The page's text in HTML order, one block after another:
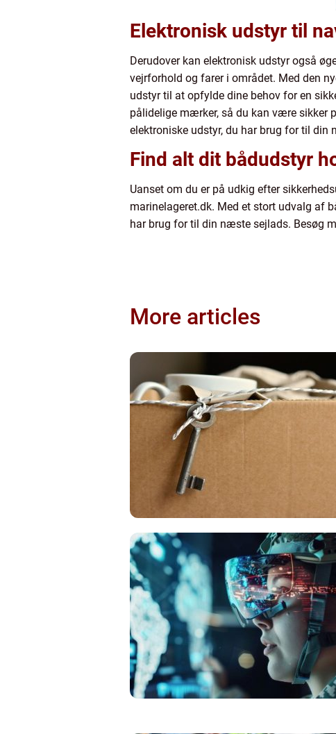
Elektronisk udstyr til
Derudover kan elektronisk udstyr også
vejrforhold og farer i området. Med den
udstyr til at opfylde dine behov for en
pålidelige mærker, så du kan være sikker
elektroniske udstyr, du har brug for til din
Find alt dit bådudstyr
Uanset om du er på udkig efter
marinelageret.dk. Med et stort udvalg af
har brug for til din næste sejlads. Besøg
More articles